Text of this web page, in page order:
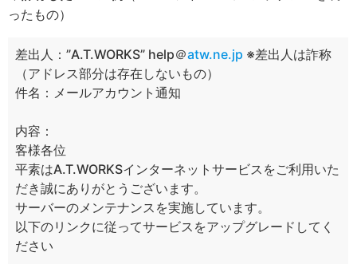
ったもの）
差出人：”A.T.WORKS” help＠atw.ne.jp ※差出人は詐称
（アドレス部分は存在しないもの）
件名：メールアカウント通知
内容：
客様各位
平素はA.T.WORKSインターネットサービスをご利用いた
だき誠にありがとうございます。
サーバーのメンテナンスを実施しています。
以下のリンクに従ってサービスをアップグレードしてく
ださい